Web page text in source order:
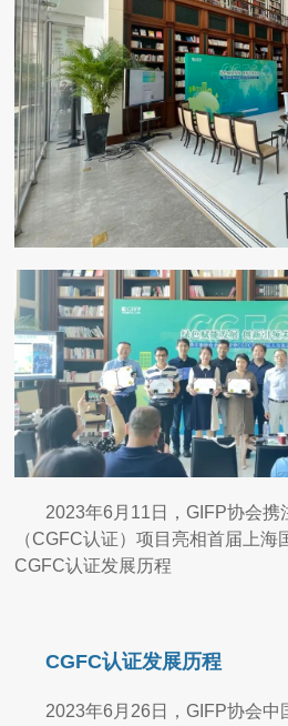
2023年6月11日，GIFP协会携
（CGFC认证）项目亮相首届上海
CGFC认证发展历程
CGFC认证发展历程
2023年6月26日，GIFP协会